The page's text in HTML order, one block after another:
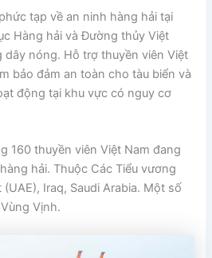
tạp về an ninh hàng hải tại
Hàng hải và Đường thủy Việt
nóng. Hỗ trợ thuyền viên Việt
bảo đảm an toàn cho tàu biển và
động tại khu vực có nguy cơ
160 thuyền viên Việt Nam đang
hải. Thuộc Các Tiểu vương
Iraq, Saudi Arabia. Một số
Vịnh.